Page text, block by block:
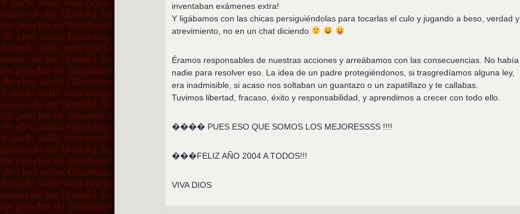
inventaban exámenes extra!
Y ligábamos con las chicas persiguiéndolas para tocarlas el culo y jugando a beso, verdad y
atrevimiento, no en un chat diciendo
Éramos responsables de nuestras acciones y arreábamos con las consecuencias. No había
nadie para resolver eso. La idea de un padre protegiéndonos, si trasgredíamos alguna ley,
era inadmisible, si acaso nos soltaban un guantazo o un zapatillazo y te callabas.
Tuvimos libertad, fracaso, éxito y responsabilidad, y aprendimos a crecer con todo ello.
���� PUES ESO QUE SOMOS LOS MEJORESSSS !!!!
���FELIZ AÑO 2004 A TODOS!!!
VIVA DIOS